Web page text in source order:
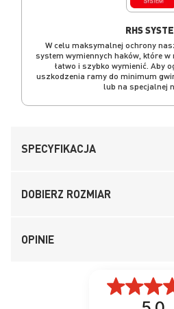
RHS
W celu maksymalnej ochrony
system wymiennych haków, które
łatwo i szybko wymienić. Aby
uszkodzenia ramy do minimum
lub na specjalnej
SPECYFIKACJA
DOBIERZ ROZMIAR
OPINIE